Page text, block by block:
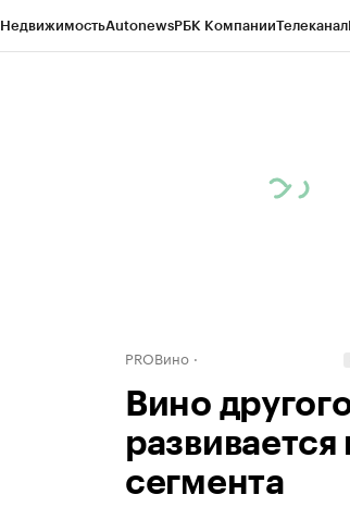
НедвижимостьAutonewsРБК КомпанииТелеканал
PROВино
Вино
сегмента